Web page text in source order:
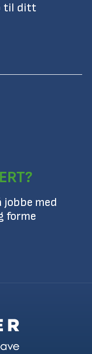
til ditt
jobbe med
forme